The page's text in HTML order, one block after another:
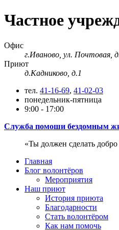
Частное
Офис
г.Иваново, ул. Почтовая,
Приют
д.Кадниково, д.1
тел. 41-16-69, 41-02-03
понедельник-пятница
9:00 - 17:00
Служба помоши бездомным
Ты должен сделать добро
Главная
Блог волонтёров
Мероприятия
Наш приют
История приюта
Благодарности
Cтать волонтёром
Как нам помочь